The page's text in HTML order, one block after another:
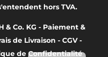
hors TVA.
& Co. KG - Paiement &
de Livraison - CGV-
de Confidentialité
Deutsch